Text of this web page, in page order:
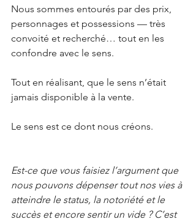
Nous sommes entourés par des prix,
personnages et possessions — très
convoité et recherché… tout en les
confondre avec le sens.
Tout en réalisant, que le sens n’était
jamais disponible à la vente.
Le sens est ce dont nous créons.
Est-ce que vous faisiez l’argument que
nous pouvons dépenser tout nos vies à
atteindre le status, la notoriété et le
succès et encore sentir un vide ? C’est